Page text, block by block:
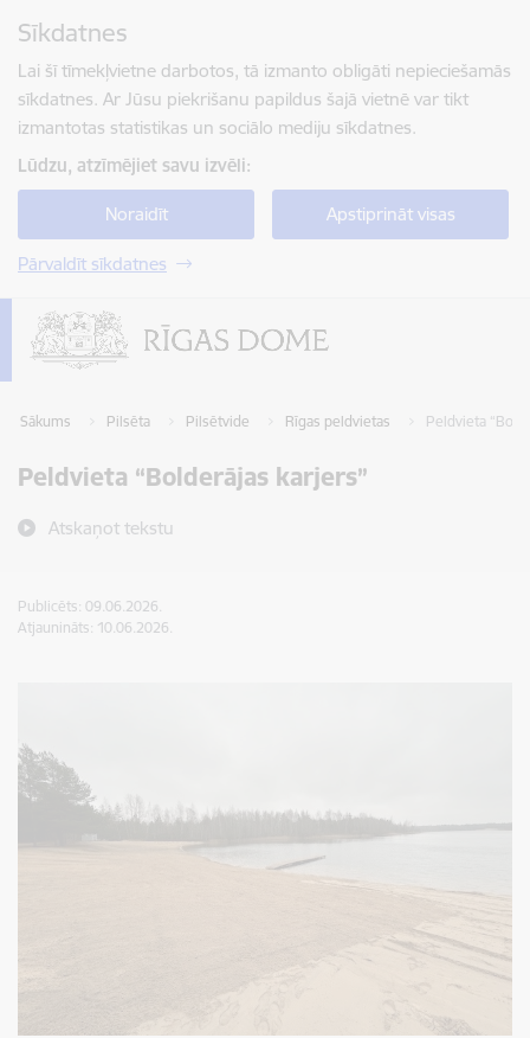
Sīkdatnes
Lai šī tīmekļvietne darbotos, tā izmanto obligāti nepieciešamās
sīkdatnes. Ar Jūsu piekrišanu papildus šajā vietnē var tikt
izmantotas statistikas un sociālo mediju sīkdatnes.
Lūdzu, atzīmējiet savu izvēli:
Noraidīt Apstiprināt visas
Pārvaldīt sīkdatnes
Sākums Pilsēta Pilsētvide Rīgas peldvietas Peldvieta
Peldvieta “Bolderājas karjers”
Atskaņot tekstu
Publicēts: 09.06.2026.
Atjaunināts: 10.06.2026.